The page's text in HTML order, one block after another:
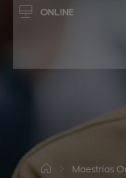
ONLINE
Maestrías